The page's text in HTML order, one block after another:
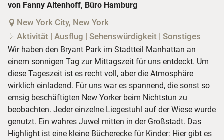
von Fanny Altenhoff, Büro Hamburg
New York City, New York
Aktivität | Ausflug | Sehenswürdigkeit | Sonstiges
Wir haben den Bryant Park im Stadtteil Manhattan an
einem sonnigen Tag zur Mittagszeit für uns entdeckt. Um
diese Tageszeit ist es recht voll, aber die Atmosphäre
wirklich einladend. Für uns war es spannend, die sonst so
emsig beschäftigten New Yorker beim Nichtstun zu
beobachten. Jeder einzelne Liegestuhl auf der Wiese wurde
genutzt. Ein wahres Juwel mitten in der Großstadt. Das
Highlight ist eine kleine Bücherecke für Kinder: Hier gibt es